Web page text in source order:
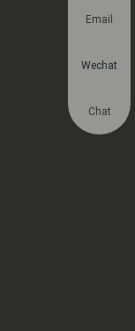
Email
Wechat
Chat